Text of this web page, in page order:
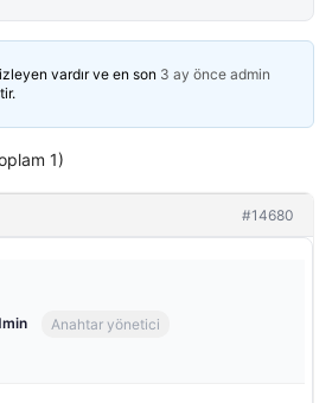
vardır ve en son 3 ay önce admin
1)
#14680
Anahtar yönetici